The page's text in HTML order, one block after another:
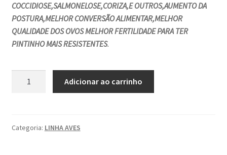
COCCIDIOSE,SALMONELOSE,CORIZA,E OUTROS,AUMENTO DA
POSTURA,MELHOR CONVERSÃO ALIMENTAR,MELHOR
QUALIDADE DOS OVOS MELHOR FERTILIDADE PARA TER
PINTINHO MAIS RESISTENTES.
Adicionar ao carrinho
Categoria: LINHA AVES